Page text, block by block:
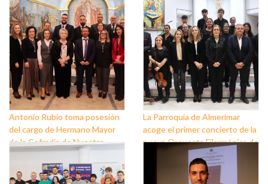
Antonio Rubio toma posesión
del cargo de Hermano Mayor
de la Cofradía de Nuestro
Padre Jesús Nazareno y
Nuestra Señora de los Dolores
de Balerma
La Parroquia de Almerimar
acoge el primer concierto de la
nueva Orquesta Filarmónica de